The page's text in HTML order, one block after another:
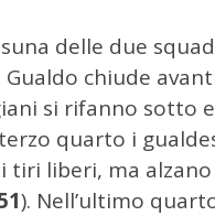
delle due
chiude
si rifanno sotto
quarto i
liberi, ma
). Nell’ultimo